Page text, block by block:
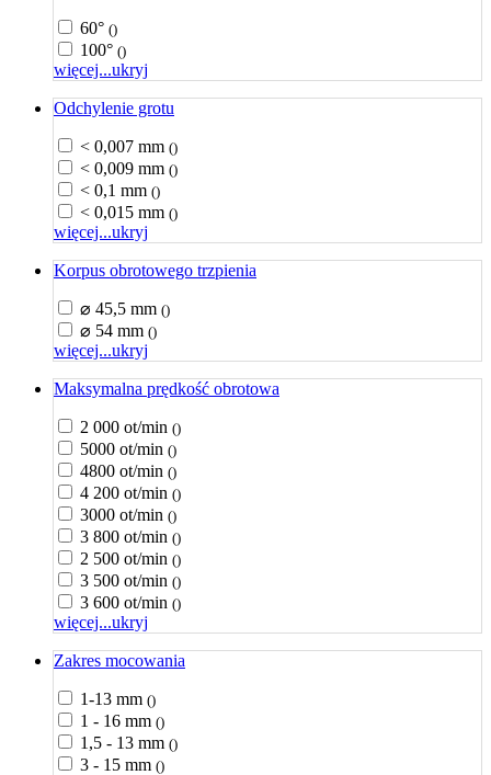
60° ()
100° ()
więcej...ukryj
Odchylenie grotu
< 0,007 mm ()
< 0,009 mm ()
< 0,1 mm ()
< 0,015 mm ()
więcej...ukryj
Korpus obrotowego trzpienia
⌀ 45,5 mm ()
⌀ 54 mm ()
więcej...ukryj
Maksymalna prędkość obrotowa
2 000 ot/min ()
5000 ot/min ()
4800 ot/min ()
4 200 ot/min ()
3000 ot/min ()
3 800 ot/min ()
2 500 ot/min ()
3 500 ot/min ()
3 600 ot/min ()
więcej...ukryj
Zakres mocowania
1-13 mm ()
1 - 16 mm ()
1,5 - 13 mm ()
3 - 15 mm ()